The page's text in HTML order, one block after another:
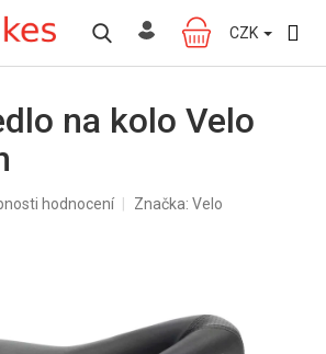
NÁKUPNÍ
KOŠÍK
CZK
na kolo Velo
hodnocení Značka: Velo